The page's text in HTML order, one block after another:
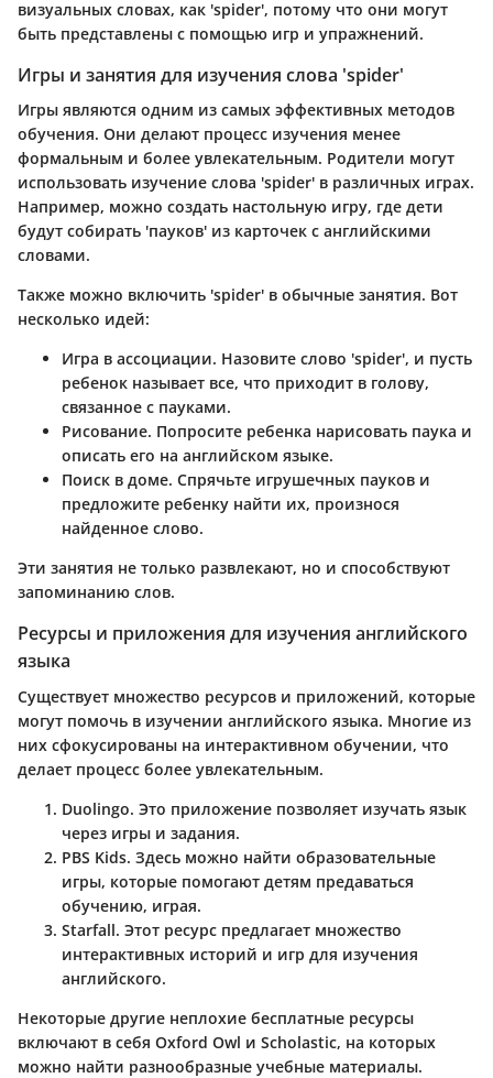
визуальных словах, как 'spider', потому что они могут
быть представлены с помощью игр и упражнений.
Игры и занятия для изучения слова 'spider'
Игры являются одним из самых эффективных методов
обучения. Они делают процесс изучения менее
формальным и более увлекательным. Родители могут
использовать изучение слова 'spider' в различных играх.
Например, можно создать настольную игру, где дети
будут собирать 'пауков' из карточек с английскими
словами.
Также можно включить 'spider' в обычные занятия. Вот
несколько идей:
Игра в ассоциации. Назовите слово 'spider', и пусть
ребенок называет все, что приходит в голову,
связанное с пауками.
Рисование. Попросите ребенка нарисовать паука и
описать его на английском языке.
Поиск в доме. Спрячьте игрушечных пауков и
предложите ребенку найти их, произнося
найденное слово.
Эти занятия не только развлекают, но и способствуют
запоминанию слов.
Ресурсы и приложения для изучения английского
языка
Существует множество ресурсов и приложений, которые
могут помочь в изучении английского языка. Многие из
них сфокусированы на интерактивном обучении, что
делает процесс более увлекательным.
Duolingo. Это приложение позволяет изучать язык
через игры и задания.
PBS Kids. Здесь можно найти образовательные
игры, которые помогают детям предаваться
обучению, играя.
Starfall. Этот ресурс предлагает множество
интерактивных историй и игр для изучения
английского.
Некоторые другие неплохие бесплатные ресурсы
включают в себя Oxford Owl и Scholastic, на которых
можно найти разнообразные учебные материалы.